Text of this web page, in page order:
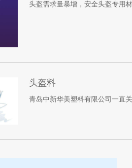
头盔需求量暴增，安全头盔专用
头盔料
青岛中新华美塑料有限公司一直